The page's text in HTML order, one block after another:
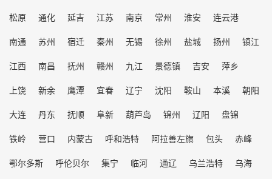
松原
通化 延吉 江苏 南京 常州 淮安
连云港
南通
苏州 宿迁 秦州 无锡 徐州 盐城 扬州
镇江
江西
南昌 抚州 赣州 九江 景德镇 吉安
萍乡
上饶
新余 鹰潭 宜春 辽宁 沈阳 鞍山 本溪
朝阳
大连
丹东 抚顺 阜新 葫芦岛 锦州 辽阳
盘锦
铁岭
营口 内蒙古 呼和浩特 阿拉善左旗 包头
赤峰
鄂尔多斯
呼伦贝尔 集宁 临河 通辽 乌兰浩特
乌海